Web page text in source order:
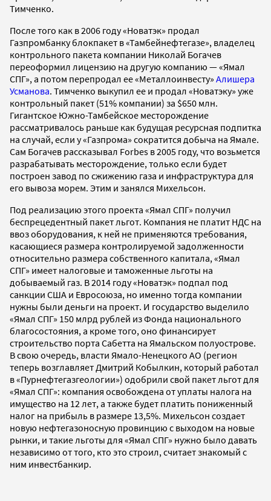
Тимченко.
После того как в 2006 году «Новатэк» продал
Газпромбанку блокпакет в «Тамбейнефтегазе», владелец
контрольного пакета компании Николай Богачев
переоформил лицензию на другую компанию — «Ямал
СПГ», а потом перепродал ее «Металлоинвесту» Алишера
Усманова. Тимченко выкупил ее и продал «Новатэку» уже
контрольный пакет (51% компании) за $650 млн.
Гигантское Южно-Тамбейское месторождение
рассматривалось раньше как будущая ресурсная подпитка
на случай, если у «Газпрома» сократится добыча на Ямале.
Сам Богачев рассказывал Forbes в 2005 году, что возьмется
разрабатывать месторождение, только если будет
построен завод по сжижению газа и инфраструктура для
его вывоза морем. Этим и занялся Михельсон.
Под реализацию этого проекта «Ямал СПГ» получил
беспрецедентный пакет льгот. Компания не платит НДС на
ввоз оборудования, к ней не применяются требования,
касающиеся размера контролируемой задолженности
относительно размера собственного капитала, «Ямал
СПГ» имеет налоговые и таможенные льготы на
добываемый газ. В 2014 году «Новатэк» подпал под
санкции США и Евросоюза, но именно тогда компании
нужны были деньги на проект. И государство выделило
«Ямал СПГ» 150 млрд рублей из Фонда национального
благосостояния, а кроме того, оно финансирует
строительство порта Сабетта на Ямальском полуострове.
В свою очередь, власти Ямало-Ненецкого АО (регион
теперь возглавляет Дмитрий Кобылкин, который работал
в «Пурнефтегазгеологии») одобрили свой пакет льгот для
«Ямал СПГ»: компания освобождена от уплаты налога на
имущество на 12 лет, а также будет платить пониженный
налог на прибыль в размере 13,5%. Михельсон создает
новую нефтегазоносную провинцию с выходом на новые
рынки, и такие льготы для «Ямал СПГ» нужно было давать
независимо от того, кто это строил, считает знакомый с
ним инвестбанкир.